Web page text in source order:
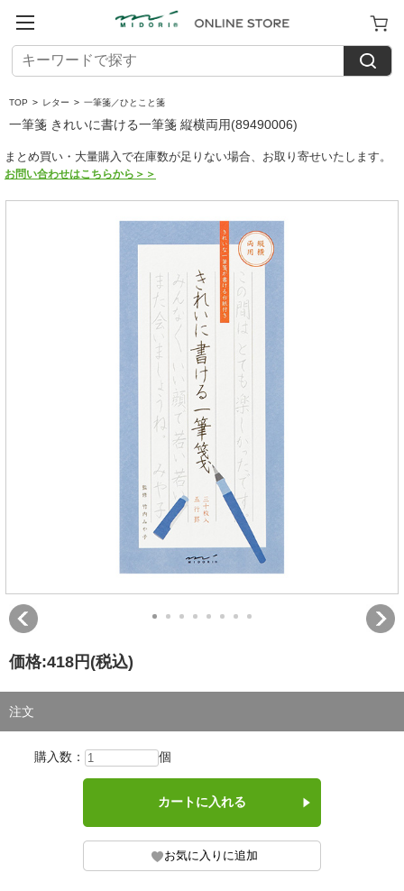
TOP > レター > 一筆箋／ひとこと箋
一筆箋 きれいに書ける一筆箋 縦横両用(89490006)
まとめ買い・大量購入で在庫数が足りない場合、お取り寄せいたします。
お問い合わせはこちらから＞＞
価格:418円 (税込)
注文
購入数： 個